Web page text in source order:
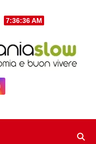
7:36:37 AM